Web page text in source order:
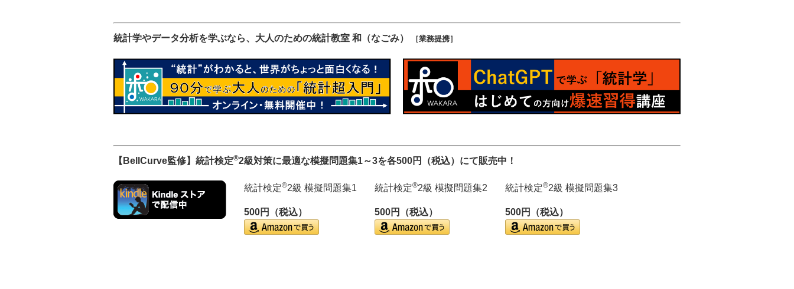
統計学やデータ分析を学ぶなら、大人のための統計教室 和（なごみ） ［業務提携］
【BellCurve監修】統計検定®2級対策に最適な模擬問題集1～3を各500円（税込）にて販売中！
統計検定®2級 模擬問題集1
500円（税込）
統計検定®2級 模擬問題集2
500円（税込）
統計検定®2級 模擬問題集3
500円（税込）